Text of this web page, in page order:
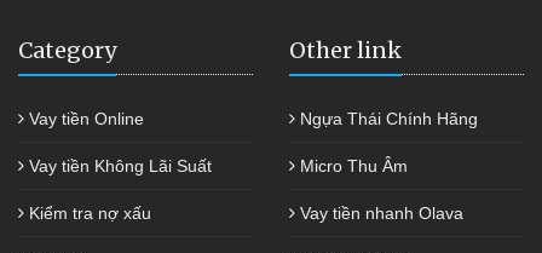
Category
Vay tiền Online
Vay tiền Không Lãi Suất
Kiểm tra nợ xấu
Other link
Ngựa Thái Chính Hãng
Micro Thu Âm
Vay tiền nhanh Olava